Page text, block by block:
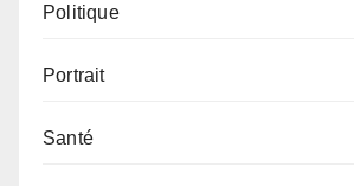
Politique
Portrait
Santé